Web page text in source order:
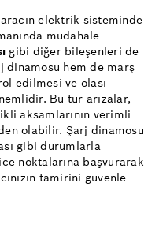
elektrik sisteminde
müdahale
gibi diğer bileşenleri de
dinamosu hem de marş
edilmesi ve olası
Bu tür arızalar,
aksamlarının verimli
olabilir. Şarj dinamosu
gibi durumlarla
noktalarına başvurarak
tamirini güvenle